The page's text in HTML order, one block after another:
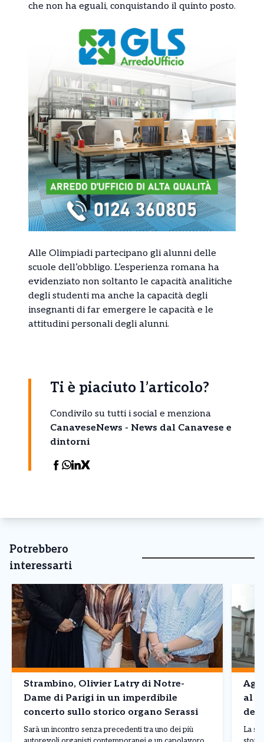
che non ha eguali, conquistando il quinto posto.
Alle Olimpiadi partecipano gli alunni delle
scuole dell’obbligo. L’esperienza romana ha
evidenziato non soltanto le capacità analitiche
degli studenti ma anche la capacità degli
insegnanti di far emergere le capacità e le
attitudini personali degli alunni.
Ti è piaciuto l’articolo?
Condivilo su tutti i social e menziona
CanaveseNews - News dal Canavese e
dintorni
Potrebbero
interessarti
Strambino, Olivier Latry di Notre-
Dame di Parigi in un imperdibile
concerto sullo storico organo Serassi
Sarà un incontro senza precedenti tra uno dei più
al
La